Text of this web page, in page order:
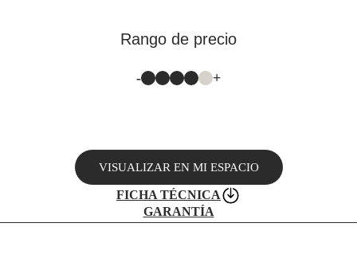
Rango de precio
- +
VISUALIZAR EN MI ESPACIO
FICHA TÉCNICA
GARANTÍA